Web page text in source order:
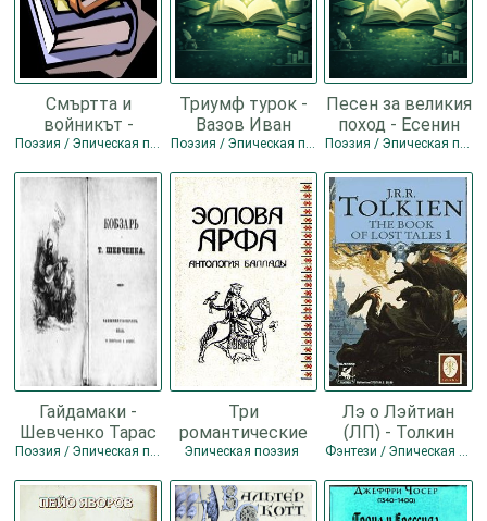
Смъртта и
войникът -
Твардовский
Трифонович
Поэзия / Эпическая поэзия
Триумф турок -
Вазов Иван
Минчов
Поэзия / Эпическая поэзия
Песен за великия
поход - Есенин
Сергей
Поэзия / Эпическая поэзия
Гайдамаки -
Шевченко Тарас
Григорьевич
Поэзия / Эпическая поэзия
Три
романтические
баллады -
Александрович
Эпическая поэзия
Лэ о Лэйтиан
(ЛП) - Толкин
Джон Рональд Фэнтези / Эпическая поэзия